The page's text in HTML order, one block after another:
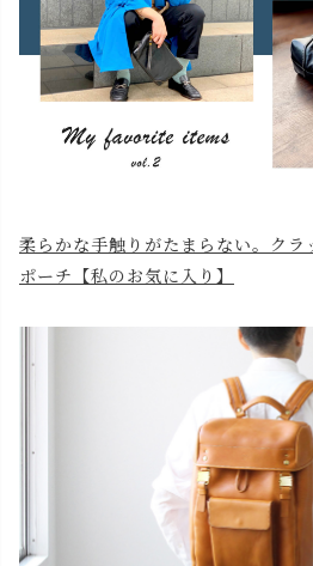
柔らかな手触りがたまらない。クラ
ポーチ【私のお気に入り】